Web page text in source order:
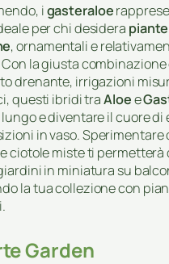
igasteraloe
per chi desidera
, ornamentali e
la giusta combinazione
drenante, irrigazioni
questi ibridi traAloee
lungo e diventare il cuore di
in vaso. Sperimentare
ciotole miste ti permetterà
in miniatura su
la tua collezione con
Garden